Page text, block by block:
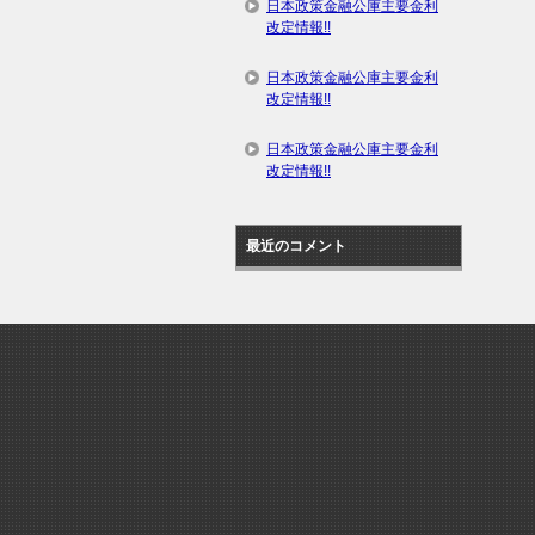
日本政策金融公庫主要金利
改定情報!!
日本政策金融公庫主要金利
改定情報!!
日本政策金融公庫主要金利
改定情報!!
最近のコメント